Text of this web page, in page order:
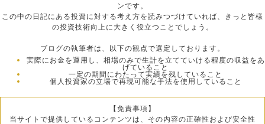
ンです。
この中の日記にある投資に対する考え方を読みつづけていれば、きっと皆様
の投資技術向上に大きく役立つことでしょう。
ブログの執筆者は、以下の観点で選定しております。
実際にお金を運用し、相場のみで生計を立てていける程度の収益をあ
げていること
一定の期間にわたって実績を残していること
個人投資家の立場で再現可能な手法を使用していること
【免責事項】
当サイトで提供しているコンテンツは、その内容の正確性および安全性